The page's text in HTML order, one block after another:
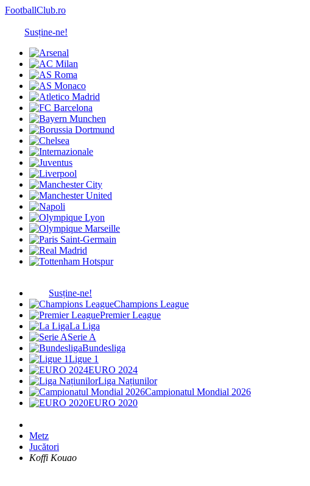
FootballClub.ro
Susține-ne!
Susține-ne!
Champions League
Premier League
La Liga
Serie A
Bundesliga
Ligue 1
EURO 2024
Liga Națiunilor
Campionatul Mondial 2026
EURO 2020
Metz
Jucători
Koffi Kouao